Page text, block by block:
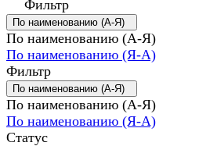
Фильтр
По наименованию (А-Я)
По наименованию (А-Я)
По наименованию (Я-А)
Фильтр
По наименованию (А-Я)
По наименованию (А-Я)
По наименованию (Я-А)
Статус